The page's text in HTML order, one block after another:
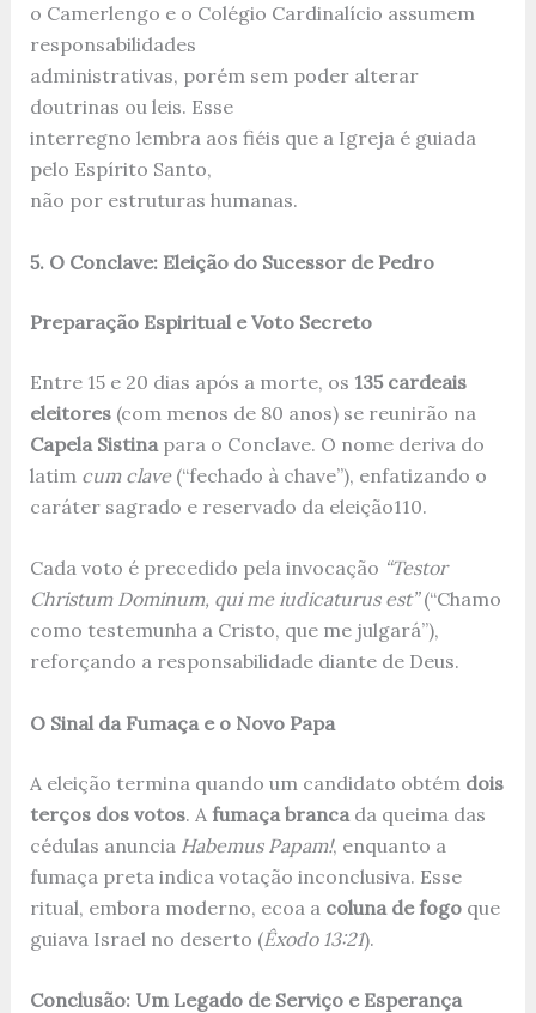
o Camerlengo e o Colégio Cardinalício assumem
responsabilidades
administrativas, porém sem poder alterar
doutrinas ou leis. Esse
interregno lembra aos fiéis que a Igreja é guiada
pelo Espírito Santo,
não por estruturas humanas.
5. O Conclave: Eleição do Sucessor de Pedro
Preparação Espiritual e Voto Secreto
Entre 15 e 20 dias após a morte, os 135 cardeais
eleitores(com menos de 80 anos) se reunirão na
Capela Sistinapara o Conclave. O nome deriva do
latim cum clave(“fechado à chave”), enfatizando o
caráter sagrado e reservado da eleição110.
Cada voto é precedido pela invocação “Testor
Christum Dominum, qui me iudicaturus est”(“Chamo
como testemunha a Cristo, que me julgará”),
reforçando a responsabilidade diante de Deus.
O Sinal da Fumaça e o Novo Papa
A eleição termina quando um candidato obtém dois
terços dos votos. A fumaça brancada queima das
cédulas anuncia Habemus Papam!, enquanto a
fumaça preta indica votação inconclusiva. Esse
ritual, embora moderno, ecoa a coluna de fogoque
guiava Israel no deserto (Êxodo 13:21).
Conclusão: Um Legado de Serviço e Esperança